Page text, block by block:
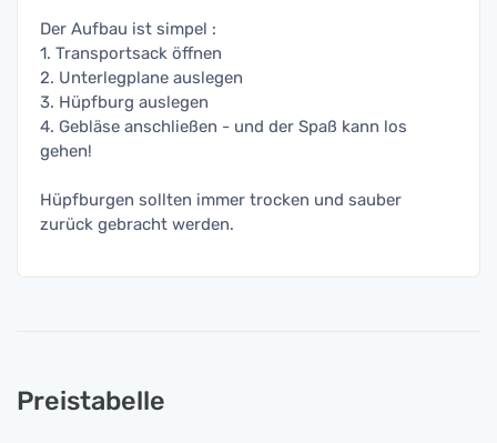
Der Aufbau ist simpel :
1. Transportsack öffnen
2. Unterlegplane auslegen
3. Hüpfburg auslegen
4. Gebläse anschließen - und der Spaß kann los
gehen!
Hüpfburgen sollten immer trocken und sauber
zurück gebracht werden.
Preistabelle